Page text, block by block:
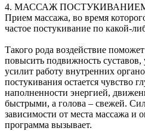
4. МАССАЖ
Прием массажа, во время
частое постукивание по какой-
Такого рода воздействие
повысить подвижность
усилит работу внутренних
постукивания остается чувство
наполненности энергией,
быстрыми, а голова – свежей.
зависимости от места массажа и
программа вызывает.